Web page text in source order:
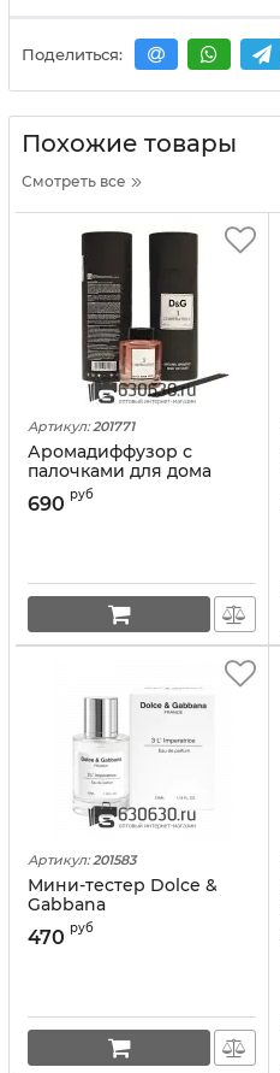
Поделиться:
Похожие товары
Смотреть все
Артикул: 201771
Аромадиффузор с
палочками для дома
Dolce & Gabbana
"3L`IMPERATRICE" 130 ml
690 руб
Артикул: 201583
Мини-тестер Dolce &
Gabbana
"3L`IMPERATRICE" 35 ml
470 руб